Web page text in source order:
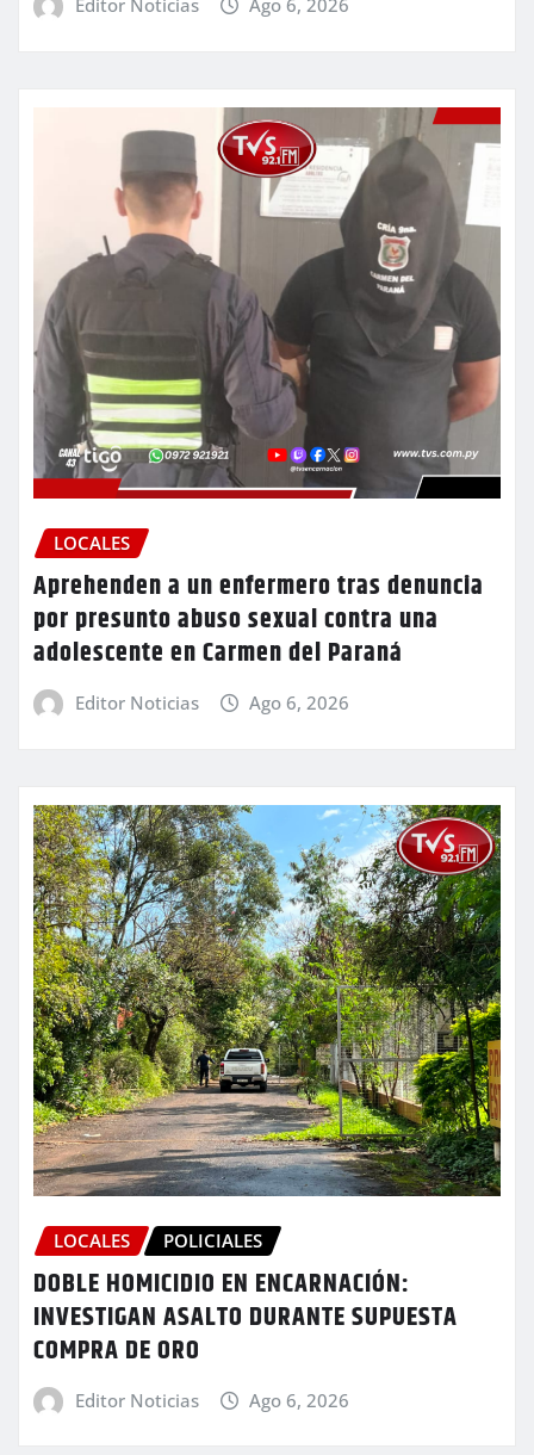
Editor Noticias Ago 6, 2026
LOCALES
Aprehenden a un enfermero tras denuncia
por presunto abuso sexual contra una
adolescente en Carmen del Paraná
Editor Noticias Ago 6, 2026
LOCALES POLICIALES
DOBLE HOMICIDIO EN ENCARNACIÓN:
INVESTIGAN ASALTO DURANTE SUPUESTA
COMPRA DE ORO
Editor Noticias Ago 6, 2026